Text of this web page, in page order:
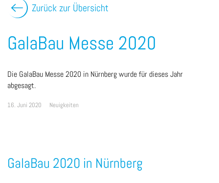
Zurück zur Übersicht
GalaBau Messe 2020
Die GalaBau Messe 2020 in Nürnberg wurde für dieses Jahr
abgesagt.
16. Juni 2020 Neuigkeiten
GalaBau 2020 in Nürnberg